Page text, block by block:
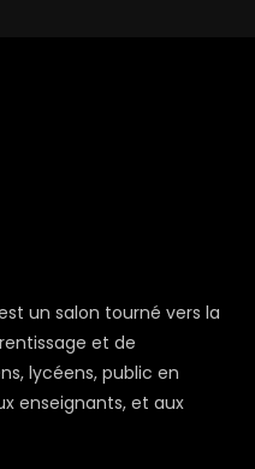
un salon tourné vers la
et de
lycéens, public en
enseignants, et aux